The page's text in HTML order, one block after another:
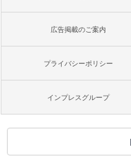
広告掲載のご案内
プライバシーポリシー
インプレスグループ